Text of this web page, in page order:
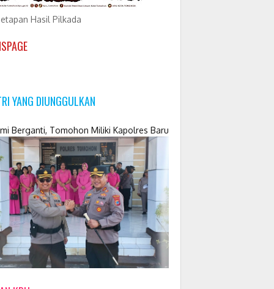
Hasil Pilkada
YANG DIUNGGULKAN
Berganti, Tomohon Miliki Kapolres Baru